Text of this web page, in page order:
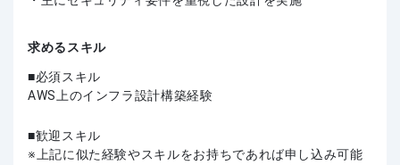
求めるスキル
必須スキル
AWS上のインフラ設計構築経験
歓迎スキル
上記に似た経験やスキルをお持ちであれば申し込み可能